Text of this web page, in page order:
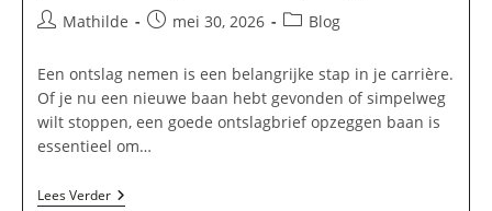
BerichtMathilde
Bericht
op:
mei 30, 2026 Berichtcategorie:
Blog
Een ontslag nemen is een belangrijke stap in je carrière.
Of je nu een nieuwe baan hebt gevonden of simpelweg
wilt stoppen, een goede ontslagbrief opzeggen baan is
essentieel om…
Lees VerderOntslagbrief